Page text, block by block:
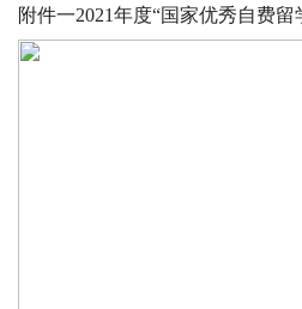
附件一2021年度“国家优秀自费留